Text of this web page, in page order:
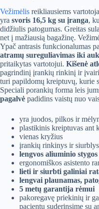
Vežimėlis reikliausiems
yra svoris 16,5 kg su įranga,
didžiulis patogumas. Greitas
net į mažiausią bagažinę.
Ypač antrasis funkcionalumas
atramų sureguliavimas iki
pritaikytas vartotojui. Kišenė
pagrindinį įrankių rinkinį ir
turi papildomų kreiptuvų, kurie
Speciali porankių forma leis
pagalvė padidins vaistų nuo
yra juodos, pilkos ir
plastikinis kreiptuvas ant
vienas kryžius
įrankių rinkinys ir siurblys
lengvos aliuminio stygos
ergonomiškos asistento
lieti ir siurbti galiniai
lengvai plaunamas,
5 metų garantija rėmui
pakoregavę priekinių ir
pacientu suderinsime su